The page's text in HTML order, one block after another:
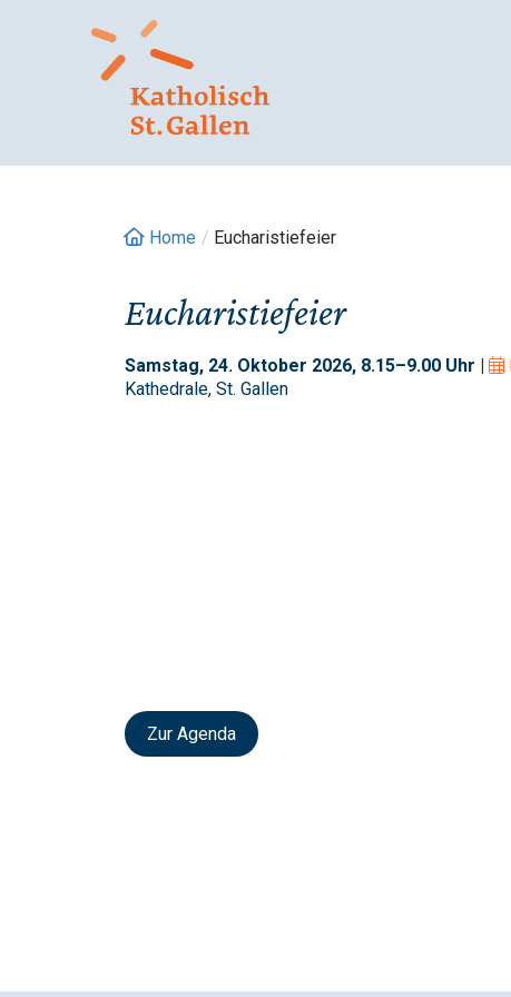
Home / Eucharistiefeier
Eucharistiefeier
Samstag, 24. Oktober 2026, 8.15–9.00 Uhr |
Kathedrale, St. Gallen
Zur Agenda